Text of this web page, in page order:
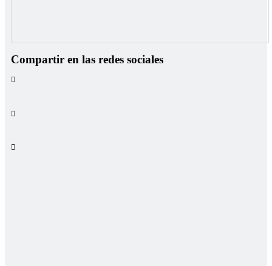
Compartir en las redes sociales